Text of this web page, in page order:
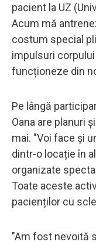
pacient la UZ
Acum mă
costum special
impulsuri
funcționeze din
Pe lângă
Oana are planuri
mai. "Voi face și
dintr-o locație în
organizate
Toate aceste
pacienților cu
"Am fost nevoită